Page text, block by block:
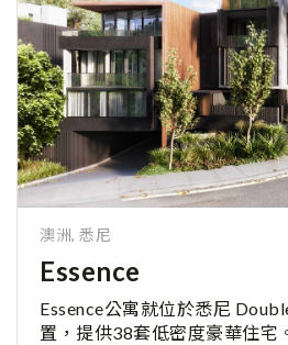
澳洲, 悉尼
Essence
Essence公寓就位於悉尼
置，提供38套低密度豪華住宅